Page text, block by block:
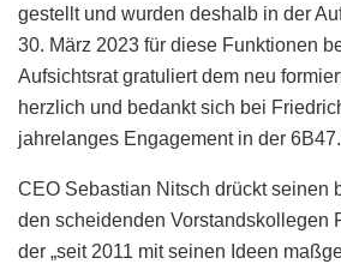
gestellt und wurden deshalb in der
30. März 2023 für diese Funktionen
Aufsichtsrat gratuliert dem neu
herzlich und bedankt sich bei
jahrelanges Engagement in der
CEO Sebastian Nitsch drückt seinen
den scheidenden Vorstandskollegen
der „seit 2011 mit seinen Ideen